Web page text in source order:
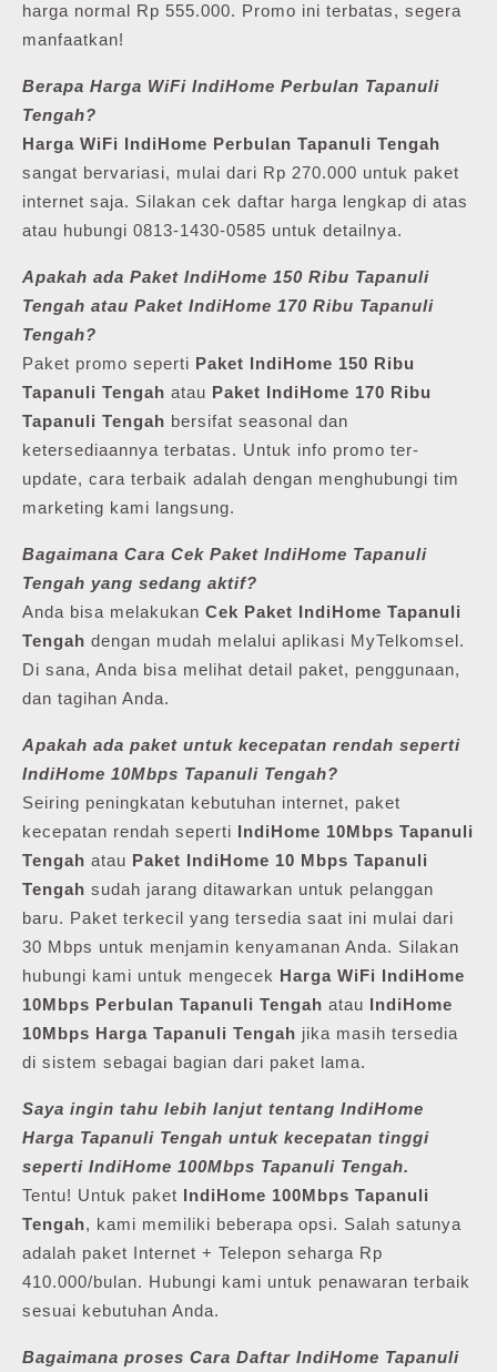
harga normal Rp 555.000. Promo ini terbatas, segera
manfaatkan!
Berapa Harga WiFi IndiHome Perbulan Tapanuli
Tengah?
Harga WiFi IndiHome Perbulan Tapanuli Tengah
sangat bervariasi, mulai dari Rp 270.000 untuk paket
internet saja. Silakan cek daftar harga lengkap di atas
atau hubungi 0813-1430-0585 untuk detailnya.
Apakah ada Paket IndiHome 150 Ribu Tapanuli
Tengah atau Paket IndiHome 170 Ribu Tapanuli
Tengah?
Paket promo seperti Paket IndiHome 150 Ribu
Tapanuli Tengah atau Paket IndiHome 170 Ribu
Tapanuli Tengah bersifat seasonal dan
ketersediaannya terbatas. Untuk info promo ter-
update, cara terbaik adalah dengan menghubungi tim
marketing kami langsung.
Bagaimana Cara Cek Paket IndiHome Tapanuli
Tengah yang sedang aktif?
Anda bisa melakukan Cek Paket IndiHome Tapanuli
Tengah dengan mudah melalui aplikasi MyTelkomsel.
Di sana, Anda bisa melihat detail paket, penggunaan,
dan tagihan Anda.
Apakah ada paket untuk kecepatan rendah seperti
IndiHome 10Mbps Tapanuli Tengah?
Seiring peningkatan kebutuhan internet, paket
kecepatan rendah seperti
IndiHome 10Mbps Tapanuli
Tengah atau Paket IndiHome 10 Mbps Tapanuli
Tengah sudah jarang ditawarkan untuk pelanggan
baru. Paket terkecil yang tersedia saat ini mulai dari
30 Mbps untuk menjamin kenyamanan Anda. Silakan
hubungi kami untuk mengecek Harga WiFi IndiHome
10Mbps Perbulan Tapanuli Tengah atau
IndiHome
10Mbps Harga Tapanuli Tengah jika masih tersedia
di sistem sebagai bagian dari paket lama.
Saya ingin tahu lebih lanjut tentang IndiHome
Harga Tapanuli Tengah untuk kecepatan tinggi
seperti IndiHome 100Mbps Tapanuli Tengah.
Tentu! Untuk paket
IndiHome 100Mbps Tapanuli
Tengah, kami memiliki beberapa opsi. Salah satunya
adalah paket Internet + Telepon seharga Rp
410.000/bulan. Hubungi kami untuk penawaran terbaik
sesuai kebutuhan Anda.
Bagaimana proses Cara Daftar IndiHome Tapanuli